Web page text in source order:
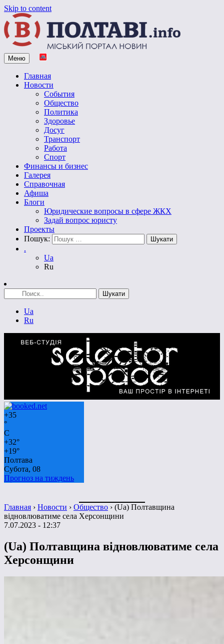
Skip to content
Vpoltave.info
Полтавский портал новостей
Меню
Главная
Новости
События
Общество
Политика
Здоровье
Досуг
Транспорт
Работа
Спорт
Финансы и бизнес
Галерея
Справочная
Афиша
Блоги
Юридические вопросы в сфере ЖКХ
Задай вопрос юристу
Проекты
Пошук:
.
Ua
Ru
Ua
Ru
+35
°
C
+32°
+19°
Полтава
Субота, 08
Прогноз на тиждень
Главная › Новости › Общество › (Ua) Полтавщина
відновлюватиме села Херсонщини
7.07.2023 - 12:37
(Ua) Полтавщина відновлюватиме села
Херсонщини